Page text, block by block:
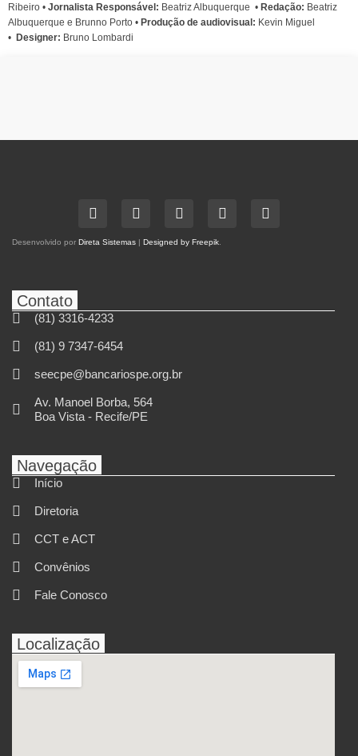
Ribeiro • Jornalista Responsável: Beatriz Albuquerque • Redação: Beatriz
Albuquerque e Brunno Porto • Produção de audiovisual: Kevin Miguel
• Designer: Bruno Lombardi
Desenvolvido por Direta Sistemas | Designed by Freepik
Contato
(81) 3316-4233
(81) 9 7347-6454
seecpe@bancariospe.org.br
Av. Manoel Borba, 564
Boa Vista - Recife/PE
Navegação
Início
Diretoria
CCT e ACT
Convênios
Fale Conosco
Localização